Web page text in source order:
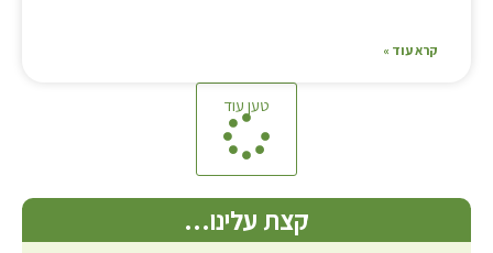
קרא עוד »
טען עוד
קצת עלינו…